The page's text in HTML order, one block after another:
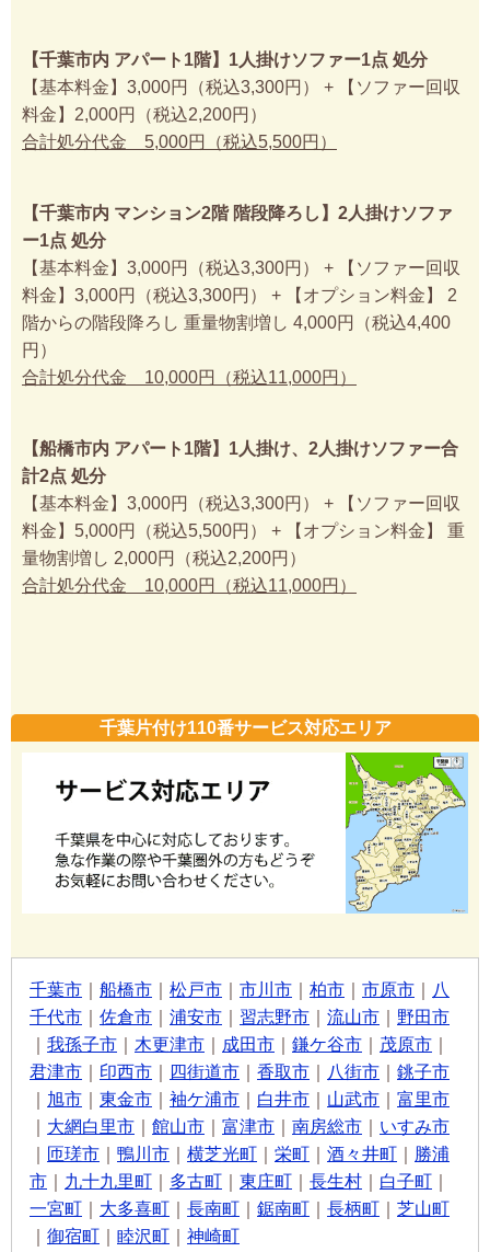
【千葉市内 アパート1階】1人掛けソファー1点 処分
【基本料金】3,000円（税込3,300円） + 【ソファー回収
料金】2,000円（税込2,200円）
合計処分代金 5,000円（税込5,500円）
【千葉市内 マンション2階 階段降ろし】2人掛けソファ
ー1点 処分
【基本料金】3,000円（税込3,300円） + 【ソファー回収
料金】3,000円（税込3,300円） + 【オプション料金】 2
階からの階段降ろし 重量物割増し 4,000円（税込4,400
円）
合計処分代金 10,000円（税込11,000円）
【船橋市内 アパート1階】1人掛け、2人掛けソファー合
計2点 処分
【基本料金】3,000円（税込3,300円） + 【ソファー回収
料金】5,000円（税込5,500円） + 【オプション料金】 重
量物割増し 2,000円（税込2,200円）
合計処分代金 10,000円（税込11,000円）
千葉片付け110番サービス対応エリア
千葉市 船橋市 松戸市 市川市 柏市 市原市
八
千代市
佐倉市 浦安市 習志野市 流山市
野田市
我孫子市 木更津市 成田市 鎌ケ谷市 茂原市
君津市
印西市 四街道市 香取市 八街市
銚子市
旭市 東金市 袖ケ浦市 白井市 山武市
富里市
大網白里市 館山市 富津市 南房総市
いすみ市
匝瑳市 鴨川市 横芝光町 栄町 酒々井町
勝浦
市
九十九里町 多古町 東庄町 長生村 白子町
一宮町
大多喜町 長南町 鋸南町 長柄町
芝山町
御宿町 睦沢町 神崎町